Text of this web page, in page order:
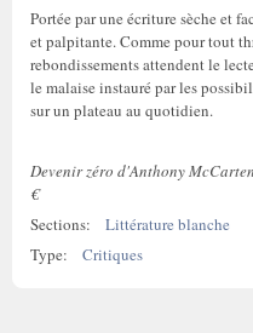
Portée par une écriture sèche et
et palpitante. Comme pour tout
rebondissements attendent le
le malaise instauré par les
sur un plateau au quotidien.
Devenir zéro d'Anthony
€
Sections:
Littérature blanche
Type:
Critiques